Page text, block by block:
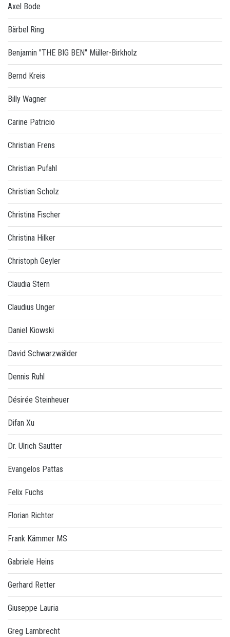
Axel Bode
Bärbel Ring
Benjamin "THE BIG BEN" Müller-Birkholz
Bernd Kreis
Billy Wagner
Carine Patricio
Christian Frens
Christian Pufahl
Christian Scholz
Christina Fischer
Christina Hilker
Christoph Geyler
Claudia Stern
Claudius Unger
Daniel Kiowski
David Schwarzwälder
Dennis Ruhl
Désirée Steinheuer
Difan Xu
Dr. Ulrich Sautter
Evangelos Pattas
Felix Fuchs
Florian Richter
Frank Kämmer MS
Gabriele Heins
Gerhard Retter
Giuseppe Lauria
Greg Lambrecht